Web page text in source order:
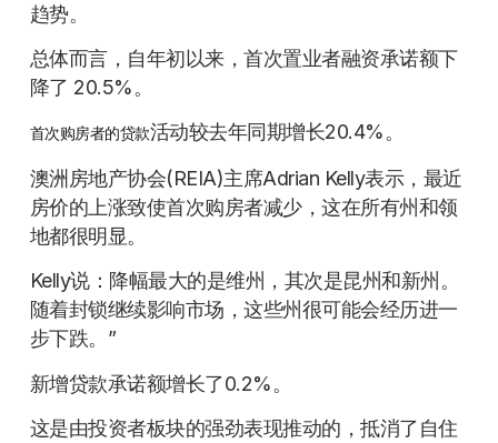
趋势。
总体而言，自年初以来，首次置业者融资承诺额下
降了 20.5%。
首次购房者的贷款活动较去年同期增长20.4%。
澳洲房地产协会(REIA)主席Adrian Kelly表示，最近
房价的上涨致使首次购房者减少，这在所有州和领
地都很明显。
Kelly说：降幅最大的是维州，其次是昆州和新州。
随着封锁继续影响市场，这些州很可能会经历进一
步下跌。”
新增贷款承诺额增长了0.2%。
这是由投资者板块的强劲表现推动的，抵消了自住